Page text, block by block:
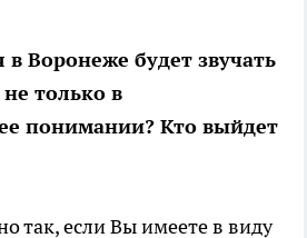
в Воронеже будет звучать
только в
понимании? Кто выйдет
так, если Вы имеете в виду